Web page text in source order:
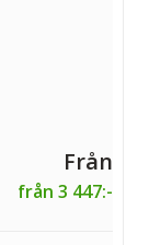
från 3 447:-